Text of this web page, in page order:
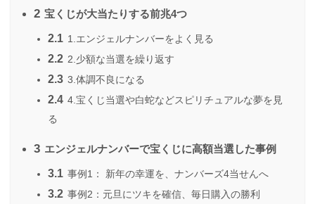
2 宝くじが大当たりする前兆4つ
2.1 1.エンジェルナンバーをよく見る
2.2 2.少額な当選を繰り返す
2.3 3.体調不良になる
2.4 4.宝くじ当選や白蛇などスピリチュアルな夢を見
る
3 エンジェルナンバーで宝くじに高額当選した事例
3.1 事例1： 新年の幸運を、ナンバーズ4当せんへ
3.2 事例2：元旦にツキを確信、毎日購入の勝利